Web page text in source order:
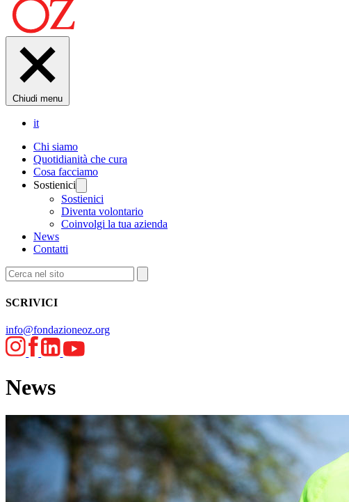
Chiudi menu
it
Chi siamo
Quotidianità che cura
Cosa facciamo
Sostienici
Sostienici
Diventa volontario
Coinvolgi la tua azienda
News
Contatti
SCRIVICI
info@fondazioneoz.org
News